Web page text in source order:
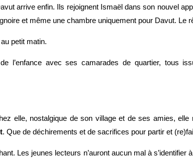
arrive enfin. Ils rejoignent Ismaël dans son nouvel
et même une chambre uniquement pour Davut. Le
petit matin.
l’enfance avec ses camarades de quartier, tous
elle, nostalgique de son village et de ses amies, elle
. Que de déchirements et de sacrifices pour partir et
Les jeunes lecteurs n’auront aucun mal à s’identifier